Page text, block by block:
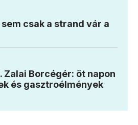
csak a strand vár a
Zalai Borcégér: öt napon
és gasztroélmények